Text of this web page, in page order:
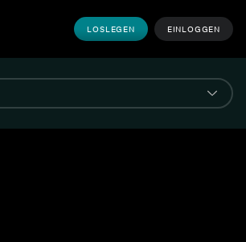
LOSLEGEN EINLOGGEN